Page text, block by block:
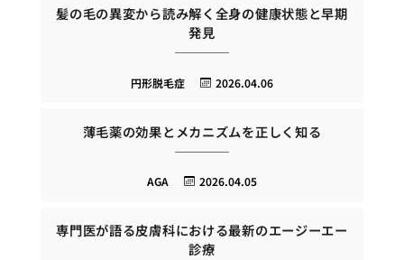
髪の毛の異変から読み解く全身の健康状態と早期
発見
2026.04.06
円形脱毛症
薄毛薬の効果とメカニズムを正しく知る
2026.04.05
AGA
専門医が語る皮膚科における最新のエージーエー
診療